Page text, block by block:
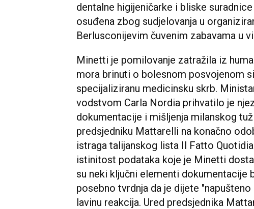
dentalne higijeničarke i bliskе
osuđena zbog sudjelovanja u
Berlusconijevim čuvenim zabavama u
Minetti je pomilovanje zatražila iz
mora brinuti o bolesnom posvojenom
specijaliziranu medicinsku skrb.
vodstvom Carla Nordia prihvatilo je
dokumentacije i mišljenja milanskog
predsjedniku Mattarelli na konačno
istraga talijanskog lista Il Fatto
istinitost podataka koje je Minetti
su neki ključni elementi dokumentacije
posebno tvrdnja da je dijete
lavinu reakcija. Ured predsjednika